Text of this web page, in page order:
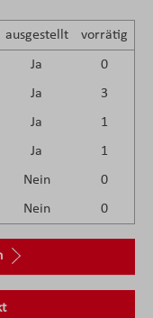
ausgestellt vorrätig
Ja
0
Ja
3
Ja
1
Ja
1
Nein
0
Nein 0